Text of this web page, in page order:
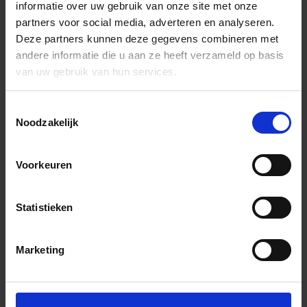
informatie over uw gebruik van onze site met onze
partners voor social media, adverteren en analyseren.
Deze partners kunnen deze gegevens combineren met
andere informatie die u aan ze heeft verzameld op basis
van uw gebruik van hun services.
Noodzakelijk
Voorkeuren
Statistieken
Marketing